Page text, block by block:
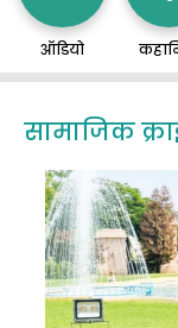
ऑडियो
सामाजिक